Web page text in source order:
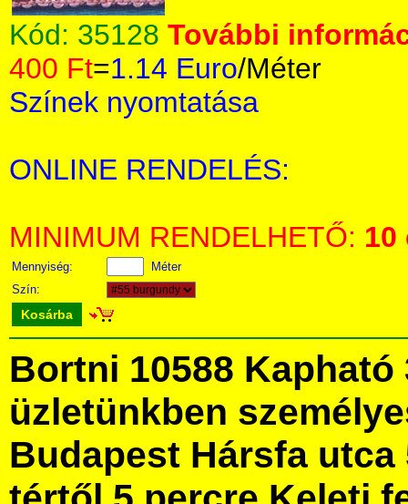
Kód: 35128 További
400 Ft=1.14 Euro/Méter
Színek nyomtatása
ONLINE RENDELÉS:
MINIMUM RENDELHETŐ: 10
Mennyiség:
Méter
Szín:
Kosárba
Bortni 10588 Kapható
üzletünkben
Budapest Hársfa utca